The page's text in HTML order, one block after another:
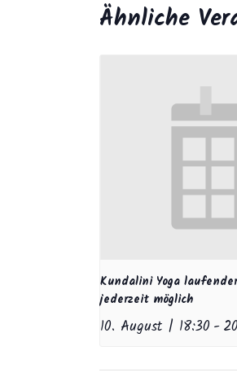
Ähnliche
Kundalini Yoga
jederzeit möglich
10. August | 18:30 -